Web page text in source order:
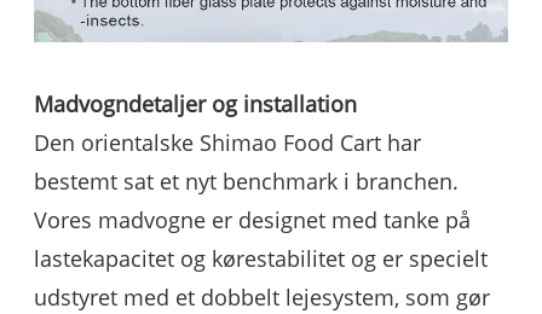
Madvogndetaljer og installation
Den orientalske Shimao Food Cart har
bestemt sat et nyt benchmark i branchen.
Vores madvogne er designet med tanke på
lastekapacitet og kørestabilitet og er specielt
udstyret med et dobbelt lejesystem, som gør